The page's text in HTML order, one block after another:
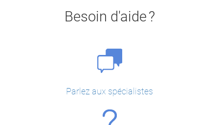
Besoin d'aide ?
Parlez aux spécialistes